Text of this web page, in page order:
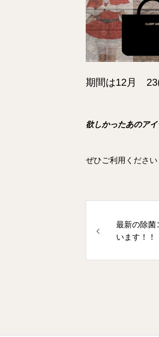
期間は12月 23(
欲しかったあのア
ぜひご利用ください
最新の除菌
います！